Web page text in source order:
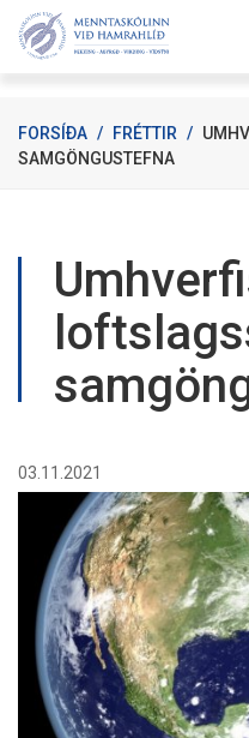
Fara
FORSÍÐA / FRÉTTIR /
SAMGÖNGUSTEFNA
03.11.2021